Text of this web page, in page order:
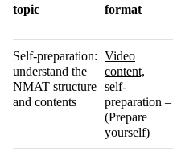
topic format
Self-preparation:
understand the
NMAT structure
and contents
Video
content,
self-
preparation –
(Prepare
yourself)